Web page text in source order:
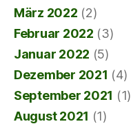
März 2022 (2)
Februar 2022 (3)
Januar 2022 (5)
Dezember 2021 (4)
September 2021 (1)
August 2021 (1)